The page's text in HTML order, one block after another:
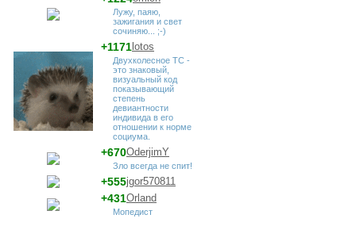
Лужу, паяю,
зажигания и свет
сочиняю... ;-)
lotos
+1171
Двухколесное ТС -
это знаковый,
визуальный код
показывающий
степень
девиантности
индивида в его
отношении к норме
социума.
OderjimY
+670
Зло всегда не спит!
jgor570811
+555
Orland
+431
Мопедист